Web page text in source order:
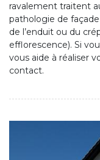
ravalement traitent
pathologie de
de l’enduit ou du
efflorescence). Si
vous aide à réaliser
contact.